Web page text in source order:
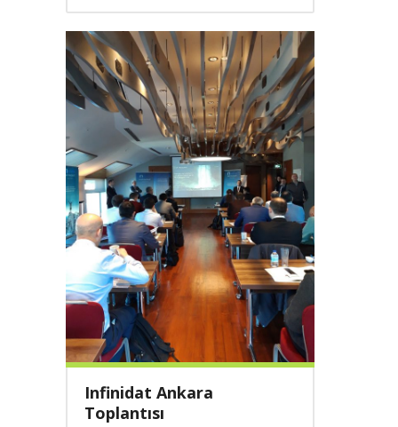
Infinidat Ankara
Toplantısı